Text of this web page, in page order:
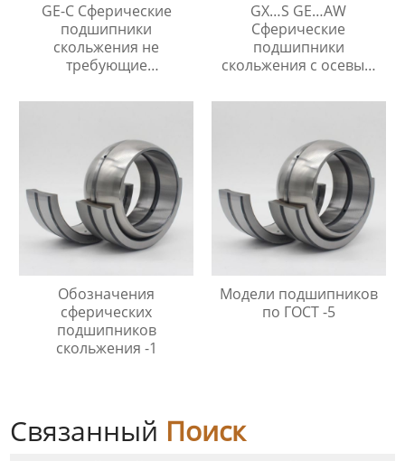
GE-C Сферические
подшипники
скольжения не
требующие
обслуживания
GX…S GE…AW
Сферические
подшипники
скольжения с осевым
Обозначения
сферических
подшипников
скольжения -1
Модели подшипников
по ГОСТ -5
Связанный Поиск